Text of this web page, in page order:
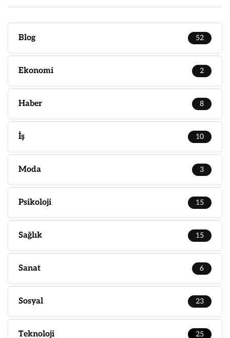
Blog 52
Ekonomi 2
Haber 8
İş 10
Moda 3
Psikoloji 15
Sağlık 15
Sanat 6
Sosyal 23
Teknoloji 25